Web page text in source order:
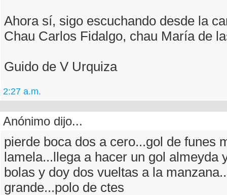
Ahora sí, sigo escuchando desde la
Chau Carlos Fidalgo, chau María de
Guido de V Urquiza
2:27 a.m.
Anónimo dijo...
pierde boca dos a cero...gol de funes
lamela...llega a hacer un gol almeyda
bolas y doy dos vueltas a la
grande...polo de ctes